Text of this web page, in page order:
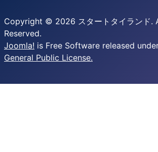
Copyright © 2026 スタートタイランド.
Reserved.
Joomla! is Free Software released
General Public License.